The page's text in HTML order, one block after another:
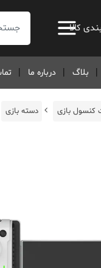
کالا
جستجو:
بلاگ درباره ما
کنسول بازی دسته بازی